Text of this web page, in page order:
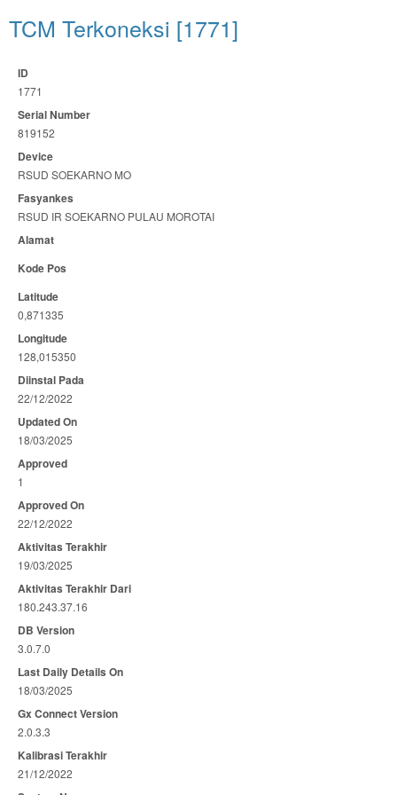
TCM Terkoneksi [1771]
ID
1771
Serial Number
819152
Device
RSUD SOEKARNO MO
Fasyankes
RSUD IR SOEKARNO PULAU MOROTAI
Alamat
Kode Pos
Latitude
0,871335
Longitude
128,015350
Diinstal Pada
22/12/2022
Updated On
18/03/2025
Approved
1
Approved On
22/12/2022
Aktivitas Terakhir
19/03/2025
Aktivitas Terakhir Dari
180.243.37.16
DB Version
3.0.7.0
Last Daily Details On
18/03/2025
Gx Connect Version
2.0.3.3
Kalibrasi Terakhir
21/12/2022